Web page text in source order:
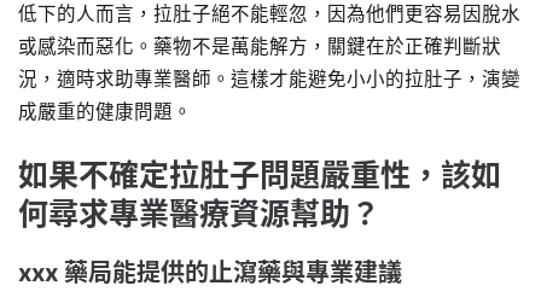
低下的人而言，拉肚子絕不能輕忽，因為他們更容易因脫水
或感染而惡化。藥物不是萬能解方，關鍵在於正確判斷狀
況，適時求助專業醫師。這樣才能避免小小的拉肚子，演變
成嚴重的健康問題。
如果不確定拉肚子問題嚴重性，該如
何尋求專業醫療資源幫助？
xxx 藥局能提供的止瀉藥與專業建議